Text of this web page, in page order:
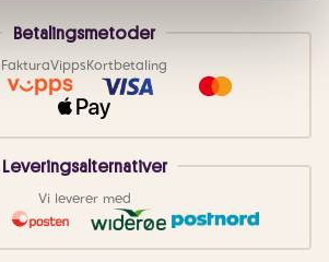
Betalingsmetoder
FakturaVippsKortbetaling
Leveringsalternativer
Vi leverer med